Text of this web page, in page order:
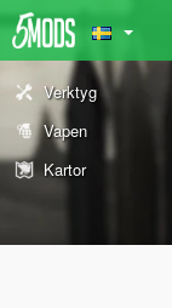
Verktyg
Vapen
Kartor